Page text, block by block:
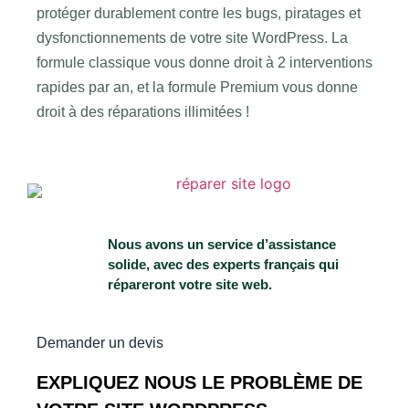
protéger durablement contre les bugs, piratages et
dysfonctionnements de votre site WordPress. La
formule classique vous donne droit à 2 interventions
rapides par an, et la formule Premium vous donne
droit à des réparations illimitées !
Nous avons un service d’assistance
solide, avec des experts français qui
répareront votre site web.
Demander un devis
EXPLIQUEZ NOUS LE PROBLÈME DE